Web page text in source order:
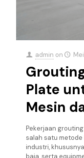
admin on
Plate
Mesin
Pekerjaan
salah satu
industri,
baja, serta